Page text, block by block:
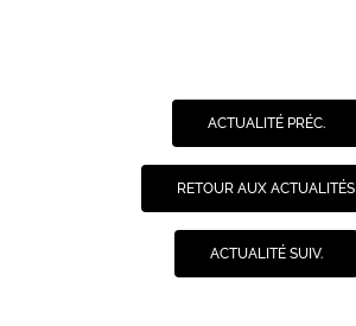
ACTUALITÉ PRÉC.
RETOUR AUX ACTUALITÉS
ACTUALITÉ SUIV.